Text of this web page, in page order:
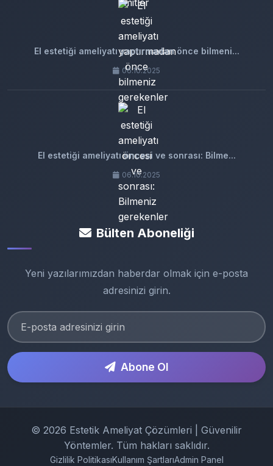
El estetiği ameliyatı yaptırmadan önce bilmeni...
06.10.2025
El estetiği ameliyatı öncesi ve sonrası: Bilme...
06.10.2025
Bülten Aboneliği
Yeni yazılarımızdan haberdar olmak için e-posta
adresinizi girin.
Abone Ol
© 2026 Estetik Ameliyat Çözümleri | Güvenilir
Yöntemler. Tüm hakları saklıdır.
Gizlilik PolitikasıKullanım ŞartlarıAdmin Panel